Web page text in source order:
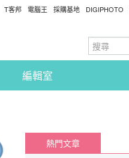
T客邦 電腦王 採購基地 DIGIPHOTO
編輯室
熱門文章